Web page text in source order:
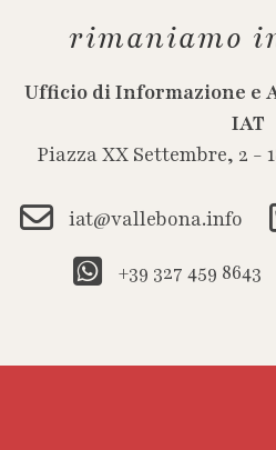
rimaniamo
Ufficio di Informazione e
IAT
Piazza XX Settembre, 2 -
iat@vallebona.info
+39 327 459 8643